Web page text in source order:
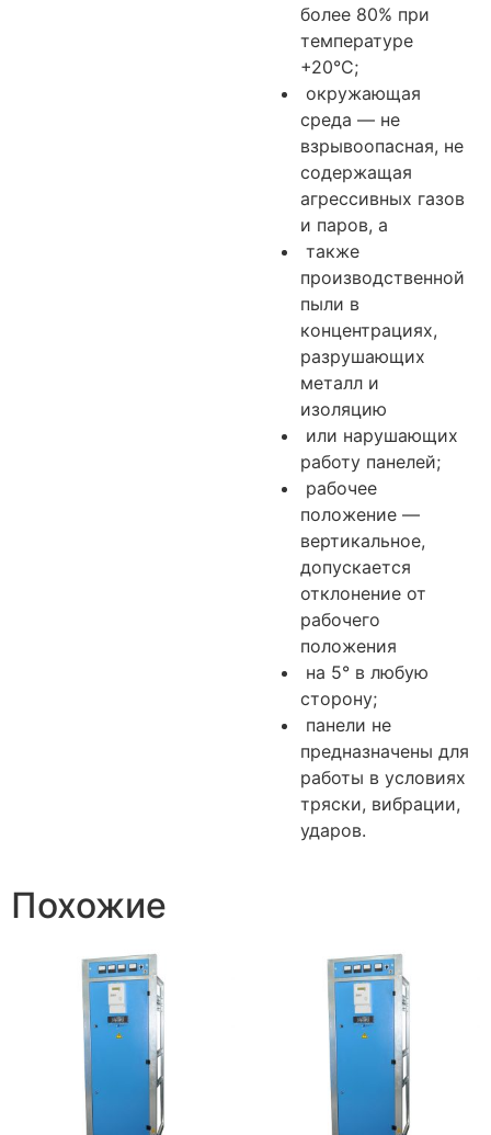
более 80% при
температуре
+20°С;
окружающая
среда — не
взрывоопасная, не
содержащая
агрессивных газов
и паров, а
также
производственной
пыли в
концентрациях,
разрушающих
металл и
изоляцию
или нарушающих
работу панелей;
рабочее
положение —
вертикальное,
допускается
отклонение от
рабочего
положения
на 5° в любую
сторону;
панели не
предназначены для
работы в условиях
тряски, вибрации,
ударов.
Похожие